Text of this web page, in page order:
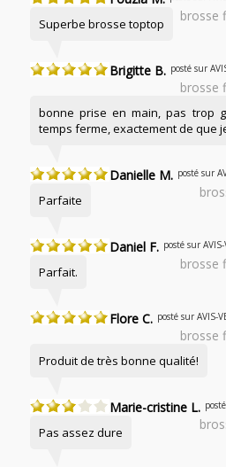
brosse
Superbe brosse toptop
Brigitte B. posté sur
brosse
bonne prise en main, pas trop
temps ferme, exactement de que
Danielle M. posté sur
Parfaite
Daniel F. posté sur AVIS-
brosse
Parfait.
Flore C. posté sur AVIS-
brosse
Produit de très bonne qualité!
Marie-cristine L.
Pas assez dure